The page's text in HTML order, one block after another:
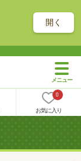
開く
0
お気に入り